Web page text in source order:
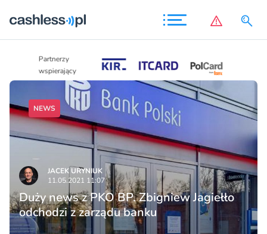
Partnerzy
wspierający
NEWS
JACEK URYNIUK
11.05.2021 11:07
Duży news z PKO BP. Zbigniew Jagiełło
odchodzi z zarządu banku